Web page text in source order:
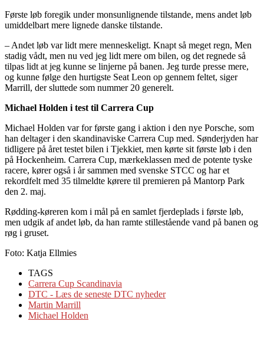
Første løb foregik under monsunlignende tilstande, mens andet løb
umiddelbart mere lignede danske tilstande.
– Andet løb var lidt mere menneskeligt. Knapt så meget regn, Men
stadig vådt, men nu ved jeg lidt mere om bilen, og det regnede så
tilpas lidt at jeg kunne se linjerne på banen. Jeg turde presse mere,
og kunne følge den hurtigste Seat Leon op gennem feltet, siger
Marrill, der sluttede som nummer 20 generelt.
Michael Holden i test til Carrera Cup
Michael Holden var for første gang i aktion i den nye Porsche, som
han deltager i den skandinaviske Carrera Cup med. Sønderjyden har
tidligere på året testet bilen i Tjekkiet, men kørte sit første løb i den
på Hockenheim. Carrera Cup, mærkeklassen med de potente tyske
racere, kører også i år sammen med svenske STCC og har et
rekordfelt med 35 tilmeldte kørere til premieren på Mantorp Park
den 2. maj.
Rødding-køreren kom i mål på en samlet fjerdeplads i første løb,
men udgik af andet løb, da han ramte stillestående vand på banen og
røg i gruset.
Foto: Katja Ellmies
TAGS
Carrera Cup Scandinavia
DTC - Læs de seneste DTC nyheder
Martin Marrill
Michael Holden